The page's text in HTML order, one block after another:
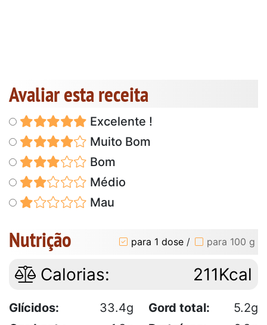
Avaliar esta receita
Excelente !
Muito Bom
Bom
Médio
Mau
Nutrição para 1 dose / para 100 g
Calorias: 211Kcal
Glícidos: 33.4g Gord total:
5.2g